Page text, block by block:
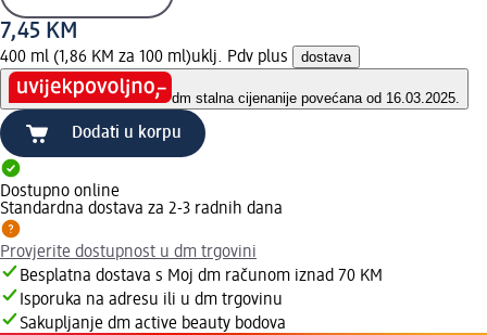
7,45 KM
400 ml (1,86 KM za 100 ml)uklj. Pdv plus dostava
dm stalna cijenanije povećana od 16.03.2025.
Dodati u korpu
Dostupno online
Standardna dostava za 2-3 radnih dana
Provjerite dostupnost u dm trgovini
Besplatna dostava s Moj dm računom iznad 70 KM
Isporuka na adresu ili u dm trgovinu
Sakupljanje dm active beauty bodova